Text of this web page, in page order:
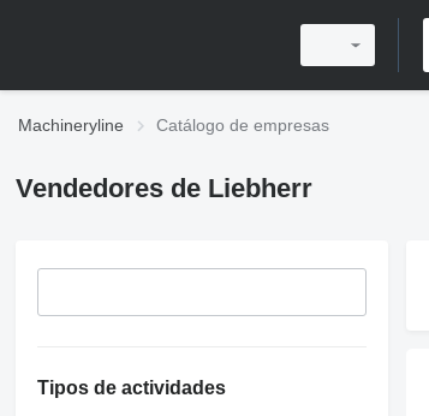
Machineryline Catálogo de empresas
Vendedores de Liebherr
Tipos de actividades